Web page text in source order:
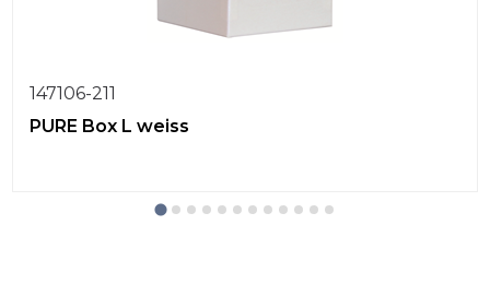
147106-211
PURE Box L weiss